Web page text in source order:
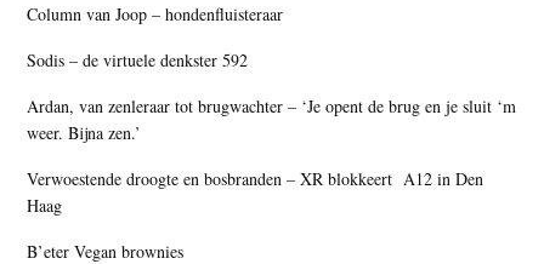
Column van Joop – hondenfluisteraar
Sodis – de virtuele denkster 592
Ardan, van zenleraar tot brugwachter – ‘Je opent de brug en je sluit ‘m
weer. Bijna zen.’
Verwoestende droogte en bosbranden – XR blokkeert A12 in Den
Haag
B’eter Vegan brownies